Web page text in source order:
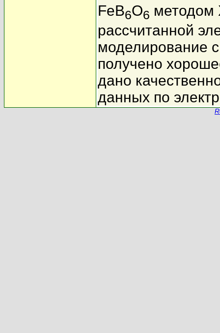
FeB6O6 методом
рассчитанной
моделирование
получено
дано
данных по